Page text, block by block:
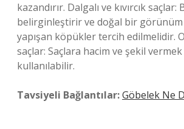
kazandırır. Dalgalı ve kıvırcık
belirginleştirir ve doğal bir görünüm
yapışan köpükler tercih edilmelidir.
saçlar: Saçlara hacim ve şekil
kullanılabilir.
Tavsiyeli Bağlantılar:Göbelek Ne